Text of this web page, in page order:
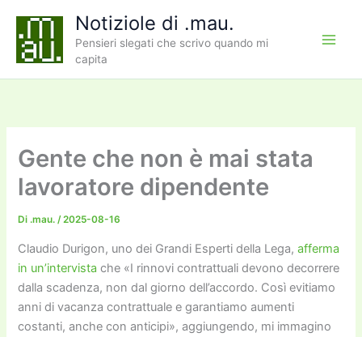
contenuto
Notiziole di .mau.
Pensieri slegati che scrivo quando mi
capita
Gente che non è mai stata
lavoratore dipendente
Di .mau./2025-08-16
Claudio Durigon, uno dei Grandi Esperti della Lega,afferma
in un’intervista che «I rinnovi contrattuali devono decorrere
dalla scadenza, non dal giorno dell’accordo. Così evitiamo
anni di vacanza contrattuale e garantiamo aumenti
costanti, anche con anticipi», aggiungendo, mi immagino